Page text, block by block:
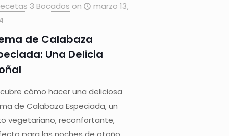
3 Bocados on
marzo 13,
de Calabaza
Una Delicia
cómo hacer una deliciosa
de Calabaza Especiada, un
vegetariano, reconfortante,